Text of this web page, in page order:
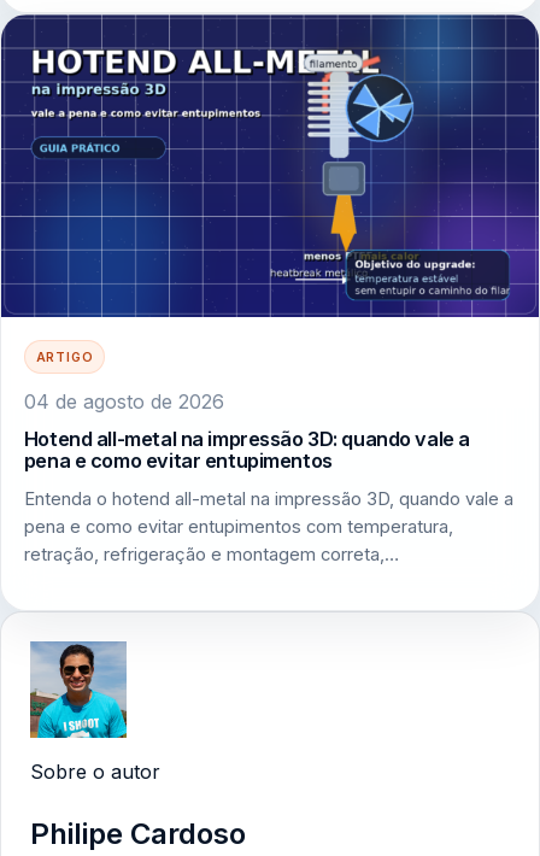
ARTIGO
04 de agosto de 2026
Hotend all-metal na impressão 3D: quando vale a
pena e como evitar entupimentos
Entenda o hotend all-metal na impressão 3D, quando vale a
pena e como evitar entupimentos com temperatura,
retração, refrigeração e montagem correta,…
Sobre o autor
Philipe Cardoso